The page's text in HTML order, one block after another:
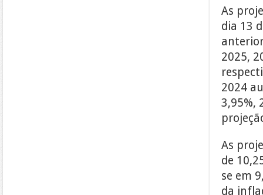
As
dia 13
2025,
2024
3,95%,
As
de
se em
da